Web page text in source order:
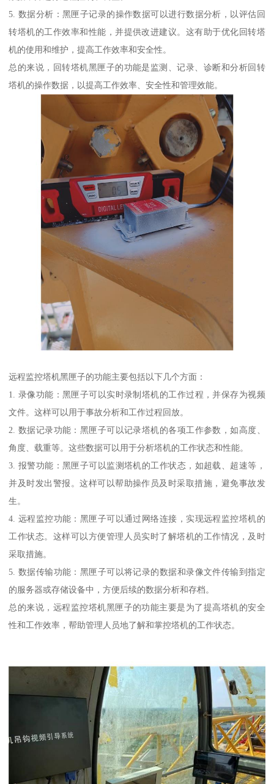
5. 数据分析：黑匣子记录的操作数据可以进行数据分析，以评估回
转塔机的工作效率和性能，并提供改进建议。这有助于优化回转塔
机的使用和维护，提高工作效率和安全性。
总的来说，回转塔机黑匣子的功能是监测、记录、诊断和分析回转
塔机的操作数据，以提高工作效率、安全性和管理效能。
远程监控塔机黑匣子的功能主要包括以下几个方面：
1. 录像功能：黑匣子可以实时录制塔机的工作过程，并保存为视频
文件。这样可以用于事故分析和工作过程回放。
2. 数据记录功能：黑匣子可以记录塔机的各项工作参数，如高度、
角度、载重等。这些数据可以用于分析塔机的工作状态和性能。
3. 报警功能：黑匣子可以监测塔机的工作状态，如超载、超速等，
并及时发出警报。这样可以帮助操作员及时采取措施，避免事故发
生。
4. 远程监控功能：黑匣子可以通过网络连接，实现远程监控塔机的
工作状态。这样可以方便管理人员实时了解塔机的工作情况，及时
采取措施。
5. 数据传输功能：黑匣子可以将记录的数据和录像文件传输到指定
的服务器或存储设备中，方便后续的数据分析和存档。
总的来说，远程监控塔机黑匣子的功能主要是为了提高塔机的安全
性和工作效率，帮助管理人员地了解和掌控塔机的工作状态。